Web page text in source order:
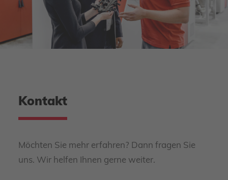
Kontakt
Möchten Sie mehr erfahren? Dann fragen Sie
uns. Wir helfen Ihnen gerne weiter.